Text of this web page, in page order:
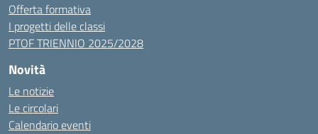
Offerta formativa
I progetti delle classi
PTOF TRIENNIO 2025/2028
Novità
Le notizie
Le circolari
Calendario eventi